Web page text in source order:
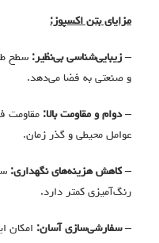
مزایای بتن اکسپوز:
– زیبایی‌شناسی بی‌نظیر: سطح
و صنعتی به فضا می‌دهد.
– دوام و مقاومت بالا: مقاومت
عوامل محیطی و گذر زمان.
– کاهش هزینه‌های نگهداری:
رنگ‌آمیزی کمتر دارد.
– سفارشی‌سازی آسان: امکان